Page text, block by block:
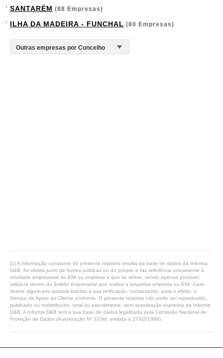
SANTARÉM (88 Empresas)
ILHA DA MADEIRA - FUNCHAL (80 Empresas)
(1) A informação constante do presente relatório resulta da base de dados da Informa
D&B, foi obtida junto de fontes públicas ou do próprio e faz referência unicamente à
atividade empresarial do ENI ou empresa a que se refere, sendo apenas possível
utilizá-la dentro do âmbito empresarial que realiza a respetiva empresa ou ENI. Caso
detete algum erro poderá solicitar a sua retificação, contactando, para o efeito, o
Serviço de Apoio ao Cliente eInforma. O presente relatório não pode ser reproduzido,
publicado ou redistribuído, total ou parcialmente, sem autorização expressa da Informa
D&B. A Informa D&B tem a sua base de dados legalizada pela Comissão Nacional de
Proteção de Dados (Autorização Nº 32/96, emitida a 27/02/1996).